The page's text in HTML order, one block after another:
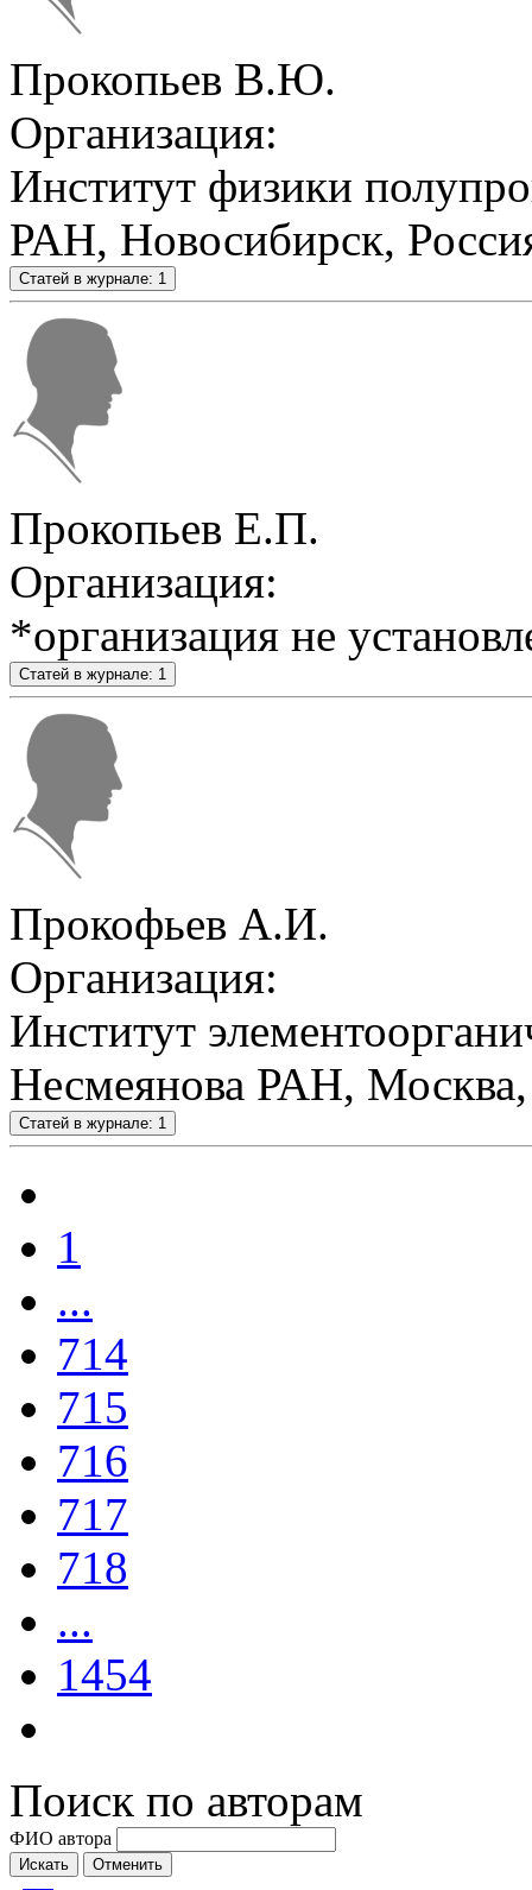
Прокопьев В.Ю.
Организация:
Институт физики
РАН, Новосибирск,
Статей в журнале: 1
Прокопьев Е.П.
Организация:
*организация не
Статей в журнале: 1
Прокофьев А.И.
Организация:
Институт
Несмеянова РАН, Москва,
Статей в журнале: 1
1
...
714
715
716
717
718
...
1454
Поиск по авторам
ФИО автора
Искать Отменить